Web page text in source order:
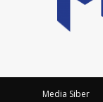
Media Siber